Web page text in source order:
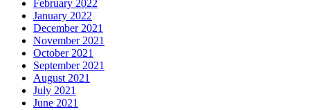
February 2022
January 2022
December 2021
November 2021
October 2021
September 2021
August 2021
July 2021
June 2021